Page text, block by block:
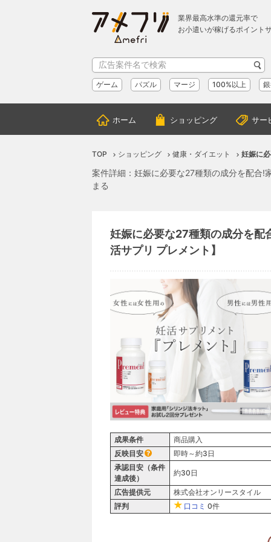
業界最高水準の還元率で
お小遣いが稼げるポイント
ゲーム パズル マージ 100%以上
ホーム ショッピング サー
TOP ショッピング 健康・ダイエット 妊娠に
案件詳細：妊娠に必要な27種類の成分を配合!
まる
妊娠に必要な27種類の成分を配
活サプリ プレメント】
成果条件
商品購入
反映目安
即時～約3日
承認目安（条件
達成後）
約30日
広告提供元
株式会社オンリースタイル
評判
口コミ 0件